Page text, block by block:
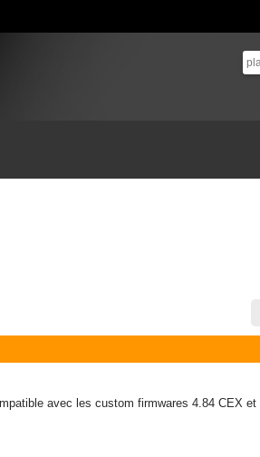
avec les custom firmwares 4.84 CEX et